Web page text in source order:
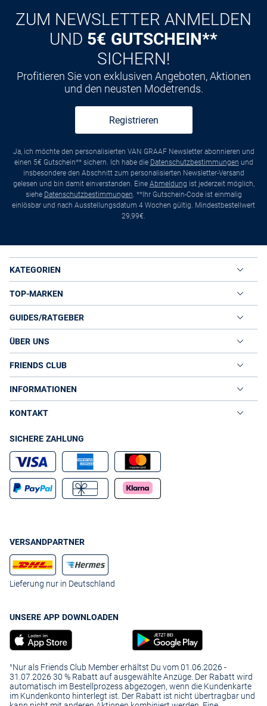
Kauf aufRechnung
ZUM NEWSLETTER ANMELDEN
UND 5€ GUTSCHEIN**
SICHERN!
Profitieren Sie von exklusiven Angeboten, Aktionen
und den neusten Modetrends.
Registrieren
Ja, ich möchte den personalisierten VAN GRAAF Newsletter abonnieren und
einen 5€ Gutschein** sichern. Ich habe die Datenschutzbestimmungen und
insbesondere den Abschnitt zum personalisierten Newsletter-Versand
gelesen und bin damit einverstanden. Eine Abmeldung ist jederzeit möglich,
siehe Datenschutzbestimmungen. **Ihr Gutschein-Code ist einmalig
einlösbar und nach Ausstellungsdatum 4 Wochen gültig. Mindestbestellwert
29,99€.
KATEGORIEN
TOP-MARKEN
GUIDES/RATGEBER
ÜBER UNS
FRIENDS CLUB
INFORMATIONEN
KONTAKT
SICHERE ZAHLUNG
VERSANDPARTNER
Lieferung nur in Deutschland
UNSERE APP DOWNLOADEN
¹Nur als Friends Club Member erhältst Du vom 01.06.2026 -
31.07.2026 30 % Rabatt auf ausgewählte Anzüge. Der Rabatt wird
automatisch im Bestellprozess abgezogen, wenn die Kundenkarte
im Kundenkonto hinterlegt ist. Der Rabatt ist nicht übertragbar und